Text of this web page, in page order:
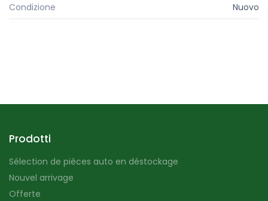
Condizione
Nuovo
Prodotti
Sélection de pièces auto en déstockage
Nouvel arrivage
Offerte